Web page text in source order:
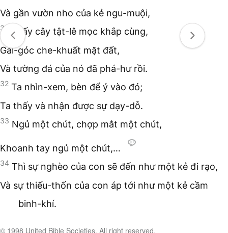
Và gần vườn nho của kẻ ngu-muội,
31 Thấy cây tật-lê mọc khắp cùng,
Gai-góc che-khuất mặt đất,
Và tường đá của nó đã phá-hư rồi.
32 Ta nhìn-xem, bèn để ý vào đó;
Ta thấy và nhận được sự dạy-dỗ.
33 Ngủ một chút, chợp mắt một chút,
Khoanh tay ngủ một chút,…
34 Thì sự nghèo của con sẽ đến như một kẻ đi rạo,
Và sự thiếu-thốn của con áp tới như một kẻ cầm
binh-khí.
© 1998 United Bible Societies. All right reserved.